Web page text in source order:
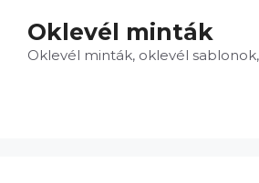
tartalomba
Oklevél minták
Oklevél minták, oklevél